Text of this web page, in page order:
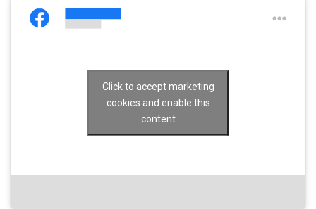
Click to accept marketing
cookies and enable this
content